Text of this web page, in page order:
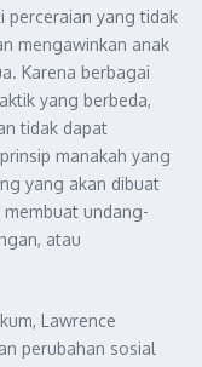
perceraian yang tidak
mengawinkan anak
Karena berbagai
yang berbeda,
tidak dapat
manakah yang
yang akan dibuat
undang-
atau
Lawrence
perubahan sosial